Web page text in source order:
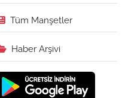
Tüm Manşetler
Haber Arşivi